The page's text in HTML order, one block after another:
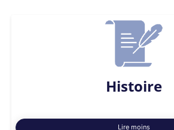
Histoire
Lire moins